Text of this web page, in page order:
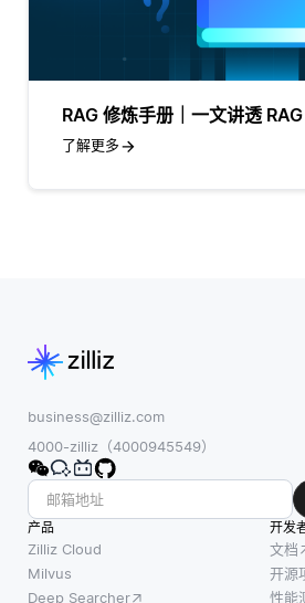
RAG 修炼手册｜一文讲透
了解更多
business@zilliz.com
4000-zilliz（4000945549）
产品
Zilliz Cloud
Milvus
Deep Searcher
开发
文档
开源
性能